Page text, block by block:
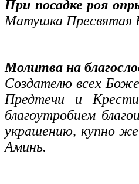
При посадке роя
Матушка Пресвятая
Молитва на
Создателю всех
Предтечи и
благоутробием
украшению, купно
Аминь.